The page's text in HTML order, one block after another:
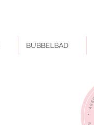
BUBBELBAD